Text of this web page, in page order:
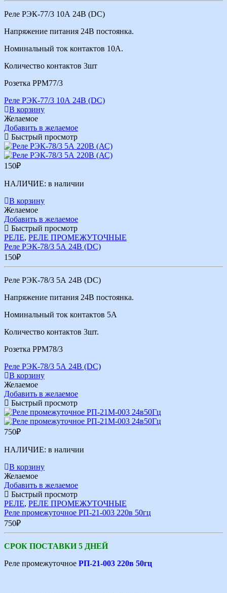
Реле РЭК-77/3 10А 24В (DС)
Напряжение питания 24В постоянка.
Номинальный ток контактов 10А.
Количество контактов 3шт
Розетка РРМ77/3
Реле РЭК-77/3 10А 24В (DС)
В корзину
Желаемое
Добавить в желаемое
Быстрый просмотр
150₽
НАЛИЧИЕ: в наличии
В корзину
Желаемое
Добавить в желаемое
Быстрый просмотр
РЕЛЕ, РЕЛЕ ПРОМЕЖУТОЧНЫЕ
Реле РЭК-78/3 5А 24В (DС)
150₽
Реле РЭК-78/3 5А 24В (DС)
Напряжение питания 24В постоянка.
Номинальный ток контактов 5А
Количество контактов 3шт.
Розетка РРМ78/3
Реле РЭК-78/3 5А 24В (DС)
В корзину
Желаемое
Добавить в желаемое
Быстрый просмотр
750₽
НАЛИЧИЕ: в наличии
В корзину
Желаемое
Добавить в желаемое
Быстрый просмотр
РЕЛЕ, РЕЛЕ ПРОМЕЖУТОЧНЫЕ
Реле промежуточное РП-21-003 220в 50гц
750₽
СРОК ПОСТАВКИ 5 ДНЕЙ
Реле промежуточное РП-21-003 220в 50гц